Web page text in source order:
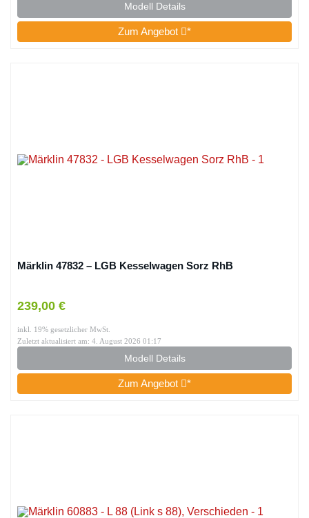
Modell Details
Zum Angebot *
Märklin 47832 – LGB Kesselwagen Sorz RhB
239,00 €
inkl. 19% gesetzlicher MwSt.
Zuletzt aktualisiert am: 4. August 2026 01:17
Modell Details
Zum Angebot *